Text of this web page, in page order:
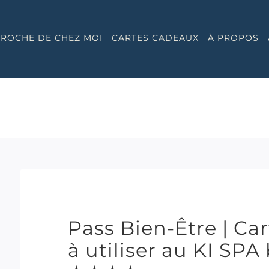
DE CHEZ MOI CARTES CADEAUX À PROPOS
Pass Bien-Être |
à utiliser au KI SPA